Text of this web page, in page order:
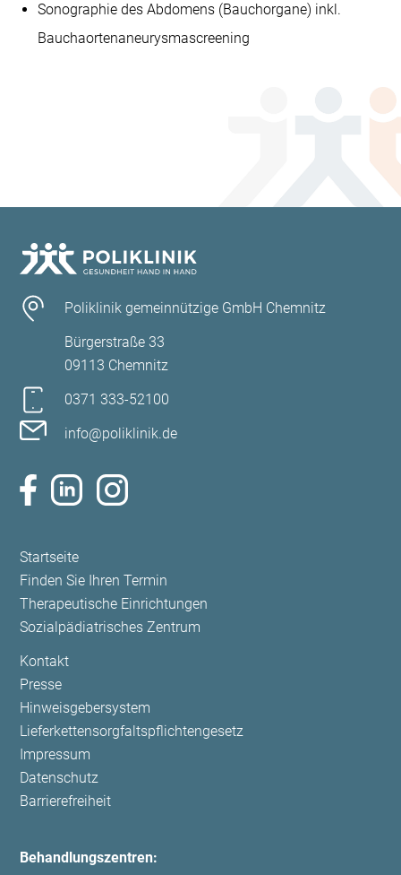
Sonographie des Abdomens (Bauchorgane) inkl.
Bauchaortenaneurysmascreening
Poliklinik gemeinnützige GmbH Chemnitz
Bürgerstraße 33
09113 Chemnitz
0371 333-52100
info@poliklinik.de
Navigation
überspringen
Startseite
Finden Sie Ihren Termin
Therapeutische Einrichtungen
Sozialpädiatrisches Zentrum
Navigation
überspringen
Kontakt
Presse
Hinweisgebersystem
Lieferkettensorgfaltspflichtengesetz
Impressum
Datenschutz
Barrierefreiheit
Behandlungszentren: